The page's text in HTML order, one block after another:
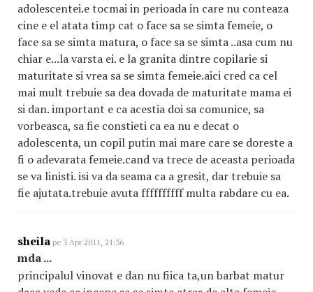
adolescentei.e tocmai in perioada in care nu conteaza
cine e el atata timp cat o face sa se simta femeie, o
face sa se simta matura, o face sa se simta ..asa cum nu
chiar e...la varsta ei. e la granita dintre copilarie si
maturitate si vrea sa se simta femeie.aici cred ca cel
mai mult trebuie sa dea dovada de maturitate mama ei
si dan. important e ca acestia doi sa comunice, sa
vorbeasca, sa fie constieti ca ea nu e decat o
adolescenta, un copil putin mai mare care se doreste a
fi o adevarata femeie.cand va trece de aceasta perioada
se va linisti. isi va da seama ca a gresit, dar trebuie sa
fie ajutata.trebuie avuta ffffffffff multa rabdare cu ea.
sheila pe 3 Apr 2011, 21:36
mda ...
principalul vinovat e dan nu fiica ta,un barbat matur